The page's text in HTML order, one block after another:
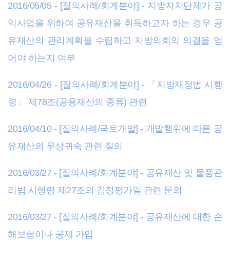
2016/05/05 - [질의사례/회계분야] - 지방자치단체가 공
익사업을 위하여 공유재산을 취득하고자 하는 경우 공
유재산의 관리계획을 수립하고 지방의회의 의결을 얻
어야 하는지 여부
2016/04/26 - [질의사례/회계분야] - 「지방재정법 시행
령」 제78조(공용재산의 종류) 관련
2016/04/10 - [질의사례/국토개발] - 개발행위에 따른 공
유재산의 무상귀속 관련 질의
2016/03/27 - [질의사례/회계분야] - 공유재산 및 물품관
리법 시행령 제27조의 감정평가일 관련 문의
2016/03/27 - [질의사례/회계분야] - 공유재산에 대한 손
해보험이나 공제 가입